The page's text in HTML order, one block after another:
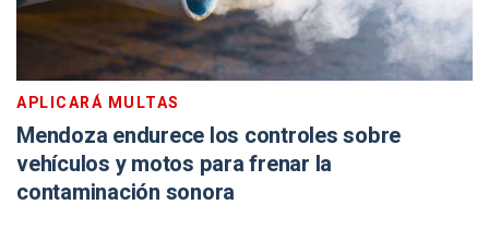
APLICARÁ MULTAS
Mendoza endurece los controles sobre
vehículos y motos para frenar la
contaminación sonora